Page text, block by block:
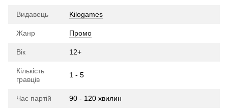
Видавець Kilogames
Жанр Промо
Вік 12+
Кількість
гравців
1 - 5
Час партій 90 - 120 хвилин